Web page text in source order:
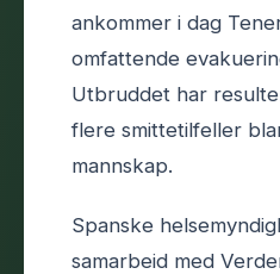
ankommer i dag
omfattende
Utbruddet har
flere smittetilfeller
mannskap.
Spanske
samarbeid med